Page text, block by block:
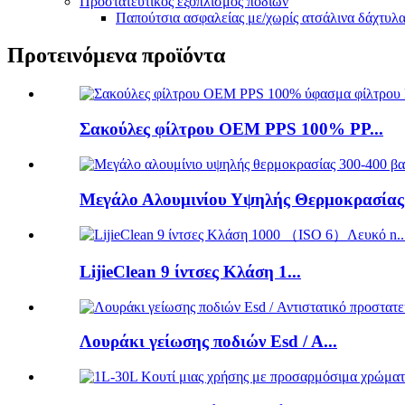
Παπούτσια ασφαλείας με/χωρίς ατσάλινα δάχτυλα
Προτεινόμενα προϊόντα
Σακούλες φίλτρου OEM PPS 100% PP...
Μεγάλο Αλουμινίου Υψηλής
LijieClean 9 ίντσες Κλάση 1...
Λουράκι γείωσης ποδιών Esd / A...